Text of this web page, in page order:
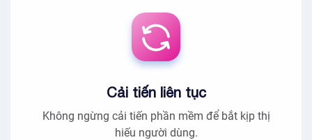
Cải tiến liên tục
Không ngừng cải tiến phần mềm để bắt kịp thị
hiếu người dùng.